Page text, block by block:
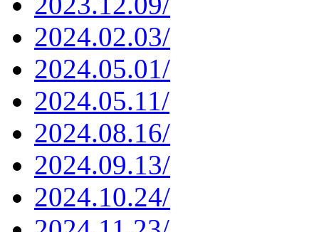
2024.02.03/
2024.05.01/
2024.05.11/
2024.08.16/
2024.09.13/
2024.10.24/